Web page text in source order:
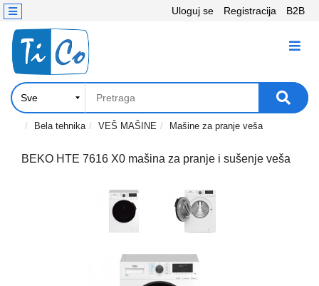
Uloguj se Registracija B2B
KATEGORIJE
Računari,
Komponente
Laptop
tablet
Kontakt
Bela tehnika VEŠ MAŠINE Mašine za pranje veša
BEKO HTE 7616 X0 mašina za pranje i sušenje veša